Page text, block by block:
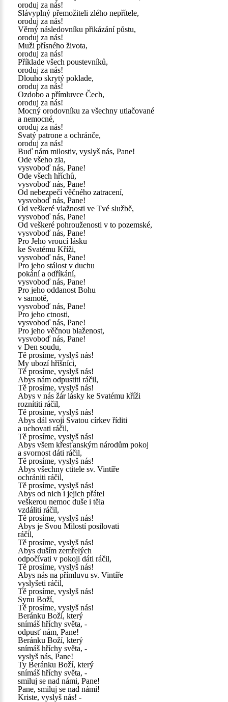
oroduj za nás!
Slávyplný přemožiteli zlého nepřítele,
oroduj za nás!
Věrný následovníku přikázání půstu,
oroduj za nás!
Muži přísného života,
oroduj za nás!
Příklade všech poustevníků,
oroduj za nás!
Dlouho skrytý poklade,
oroduj za nás!
Ozdobo a přímluvce Čech,
oroduj za nás!
Mocný orodovníku za všechny utlačované
a nemocné,
oroduj za nás!
Svatý patrone a ochránče,
oroduj za nás!
Buď nám milostiv, vyslyš nás, Pane!
Ode všeho zla,
vysvoboď nás, Pane!
Ode všech hříchů,
vysvoboď nás, Pane!
Od nebezpečí věčného zatracení,
vysvoboď nás, Pane!
Od veškeré vlažnosti ve Tvé službě,
vysvoboď nás, Pane!
Od veškeré pohrouženosti v to pozemské,
vysvoboď nás, Pane!
Pro Jeho vroucí lásku
ke Svatému Kříži,
vysvoboď nás, Pane!
Pro jeho stálost v duchu
pokání a odříkání,
vysvoboď nás, Pane!
Pro jeho oddanost Bohu
v samotě,
vysvoboď nás, Pane!
Pro jeho ctnosti,
vysvoboď nás, Pane!
Pro jeho věčnou blaženost,
vysvoboď nás, Pane!
v Den soudu,
Tě prosíme, vyslyš nás!
My ubozí hříšníci,
Tě prosíme, vyslyš nás!
Abys nám odpustiti ráčil,
Tě prosíme, vyslyš nás!
Abys v nás žár lásky ke Svatému kříži
roznítiti ráčil,
Tě prosíme, vyslyš nás!
Abys dál svoji Svatou církev říditi
a uchovati ráčil,
Tě prosíme, vyslyš nás!
Abys všem křesťanským národům pokoj
a svornost dáti ráčil,
Tě prosíme, vyslyš nás!
Abys všechny ctitele sv. Vintíře
ochrániti ráčil,
Tě prosíme, vyslyš nás!
Abys od nich i jejich přátel
veškerou nemoc duše i těla
vzdáliti ráčil,
Tě prosíme, vyslyš nás!
Abys je Svou Milostí posilovati
ráčil,
Tě prosíme, vyslyš nás!
Abys duším zemřelých
odpočívati v pokoji dáti ráčil,
Tě prosíme, vyslyš nás!
Abys nás na přímluvu sv. Vintíře
vyslyšeti ráčil,
Tě prosíme, vyslyš nás!
Synu Boží,
Tě prosíme, vyslyš nás!
Beránku Boží, který
snímáš hříchy světa, -
odpusť nám, Pane!
Beránku Boží, který
snímáš hříchy světa, -
vyslyš nás, Pane!
Ty Beránku Boží, který
snímáš hříchy světa, -
smiluj se nad námi, Pane!
Pane, smiluj se nad námi!
Kriste, vyslyš nás! -